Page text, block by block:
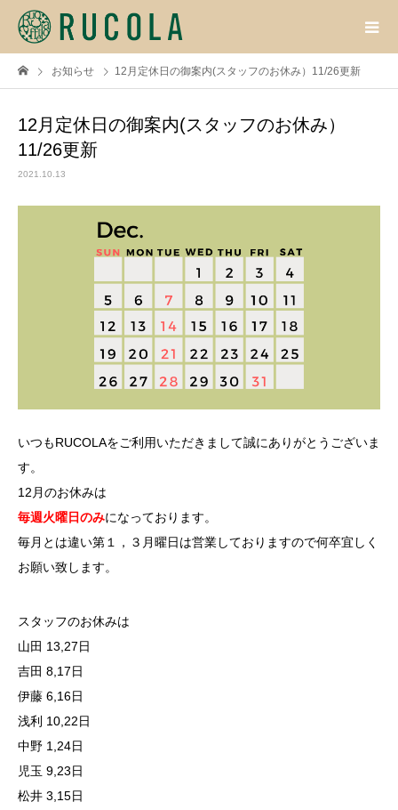
お知らせ 12月定休日の御案内(スタッフのお休み）11/26更新
12月定休日の御案内(スタッフのお休み）
11/26更新
2021.10.13
いつもRUCOLAをご利用いただきまして誠にありがとうございま
す。
12月のお休みは
毎週火曜日のみになっております。
毎月とは違い第１，３月曜日は営業しておりますので何卒宜しく
お願い致します。
スタッフのお休みは
山田 13,27日
吉田 8,17日
伊藤 6,16日
浅利 10,22日
中野 1,24日
児玉 9,23日
松井 3,15日